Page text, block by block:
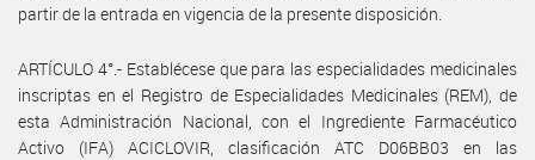
partir de la entrada en vigencia de la presente disposición.
ARTÍCULO 4°.- Establécese que para las especialidades medicinales
inscriptas en el Registro de Especialidades Medicinales (REM), de
esta Administración Nacional, con el Ingrediente Farmacéutico
Activo (IFA) ACICLOVIR, clasificación ATC D06BB03 en las